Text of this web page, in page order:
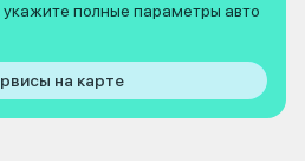
полные параметры авто
на карте